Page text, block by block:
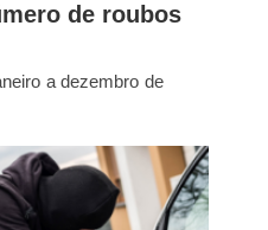
de roubos
a dezembro de